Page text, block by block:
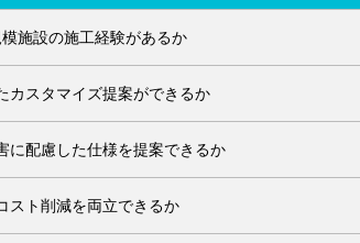
施設の施工経験があるか
カスタマイズ提案ができるか
に配慮した仕様を提案できるか
スト削減を両立できるか